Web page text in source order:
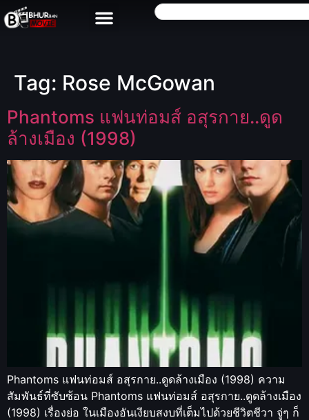
Tag: Rose McGowan
Phantoms แฟนท่อมส์ อสุรกาย..ดูด
ล้างเมือง (1998)
Phantoms แฟนท่อมส์ อสุรกาย..ดูดล้างเมือง (1998) ความ
สัมพันธ์ที่ซับซ้อน Phantoms แฟนท่อมส์ อสุรกาย..ดูดล้างเมือง
(1998) เรื่องย่อ ในเมืองอันเงียบสงบที่เต็มไปด้วยชีวิตชีวา จู่ๆ ก็